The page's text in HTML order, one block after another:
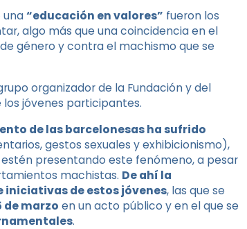
una“educación en valores” fueron los
algo más que una coincidencia en el
género y contra el machismo que se
organizador de la Fundación y del
los jóvenes participantes.
de las barcelonesas ha sufrido
gestos sexuales y exhibicionismo),
presentando este fenómeno, a pesar
machistas. De ahí la
de estos jóvenes, las que se
de marzo en un acto público y en el que se
.